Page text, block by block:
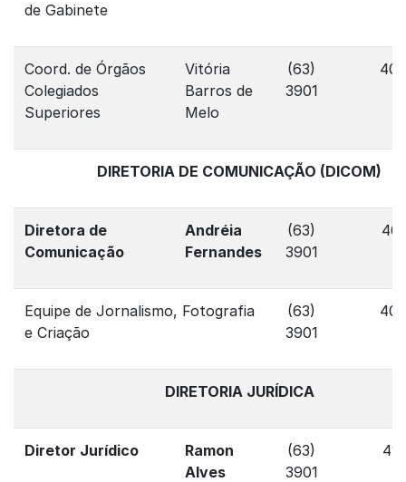
de Gabinete
Coord. de Órgãos
Colegiados
Superiores
Vitória
Barros de
Melo
(63)
3901
DIRETORIA DE COMUNICAÇÃO (DICOM)
Diretora de
Comunicação
Andréia
Fernandes
(63)
3901
Equipe de Jornalismo, Fotografia
e Criação
(63)
3901
DIRETORIA JURÍDICA
Diretor Jurídico
Ramon
Alves
(63)
3901